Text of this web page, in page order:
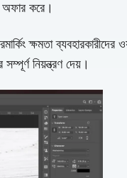
অফার করে।
ব্যবহারকারীদের
নিয়ন্ত্রণ দেয়।